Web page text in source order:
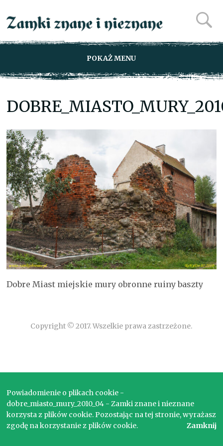
POKAŻ MENU
Dobre Miast miejskie mury obronne ruiny baszty
Copyright © 2017. Wszelkie prawa zastrzeżone.
Powiadomienie o plikach cookie -
dobre_miasto_mury_2010_04 - Zamki znane i nieznane
korzysta z plików cookie. Pozostając na tej stronie, wyrażasz
zgodę na korzystanie z plików cookie.
Zamknij